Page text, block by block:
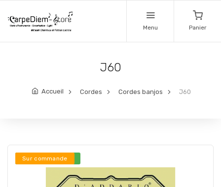
Menu Panier
J60
Accueil Cordes Cordes banjos J60
Stock en ligne ***
Sur commande